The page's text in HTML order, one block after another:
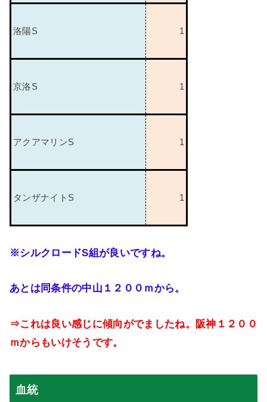
洛陽S 1
京洛S 1
アクアマリンS 1
タンザナイト S 1
※シルクロードS組が良いですね。
あとは同条件の中山１２００ｍから。
⇒これは良い感じに傾向がでましたね。阪神１２００
ｍからもいけそうです。
血統